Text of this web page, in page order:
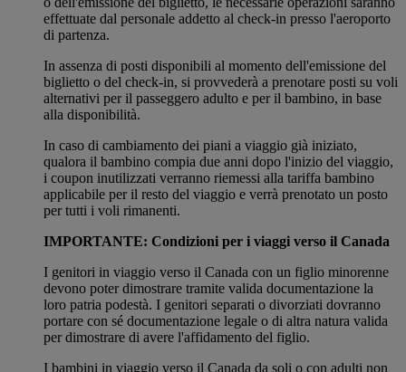
effettuate dal personale addetto al check-in presso l'aeroporto
di partenza.
In assenza di posti disponibili al momento dell'emissione del
biglietto o del check-in, si provvederà a prenotare posti su voli
alternativi per il passeggero adulto e per il bambino, in base
alla disponibilità.
In caso di cambiamento dei piani a viaggio già iniziato,
qualora il bambino compia due anni dopo l'inizio del viaggio,
i coupon inutilizzati verranno riemessi alla tariffa bambino
applicabile per il resto del viaggio e verrà prenotato un posto
per tutti i voli rimanenti.
IMPORTANTE: Condizioni per i viaggi verso il Canada
I genitori in viaggio verso il Canada con un figlio minorenne
devono poter dimostrare tramite valida documentazione la
loro patria podestà. I genitori separati o divorziati dovranno
portare con sé documentazione legale o di altra natura valida
per dimostrare di avere l'affidamento del figlio.
I bambini in viaggio verso il Canada da soli o con adulti non